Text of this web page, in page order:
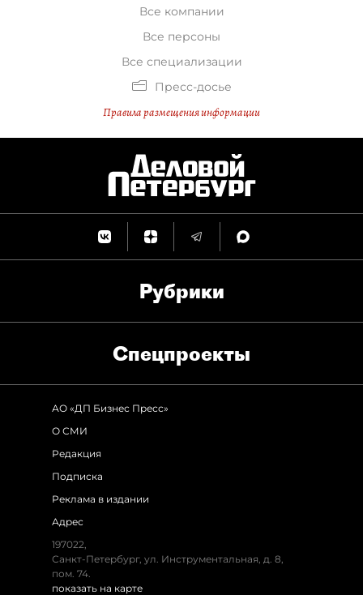
Все компании
Все персоны
Все специализации
Пресс-досье
Правила размещения информации
Рубрики
Спец­проекты
АО «ДП Бизнес Пресс»
О СМИ
Редакция
Подписка
Реклама в издании
Адрес
197022,
Санкт-Петербург, ул. Инструментальная, д. 8,
пом. 74.
показать на карте